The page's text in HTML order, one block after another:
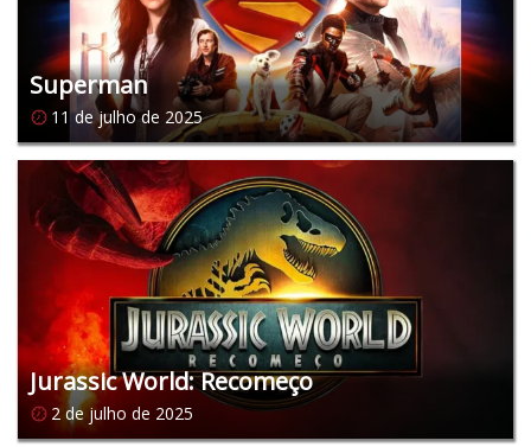
Superman
11 de julho de 2025
Jurassic World: Recomeço
2 de julho de 2025